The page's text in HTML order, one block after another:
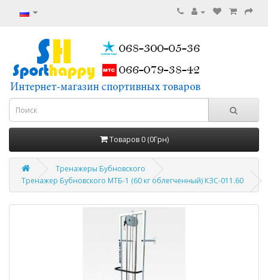
Товаров 0 (0Грн)
Тренажеры Бубновского
Тренажер Бубновского МТБ-1 (60 кг облегченный) КЗС-011.60